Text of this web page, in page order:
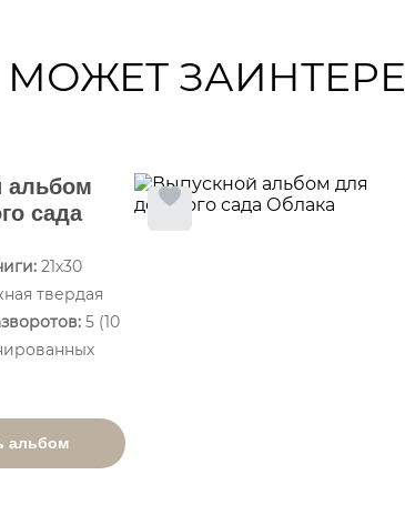
МОЖЕТ
альбом
сада
21х30
твердая
5 (10
альбом